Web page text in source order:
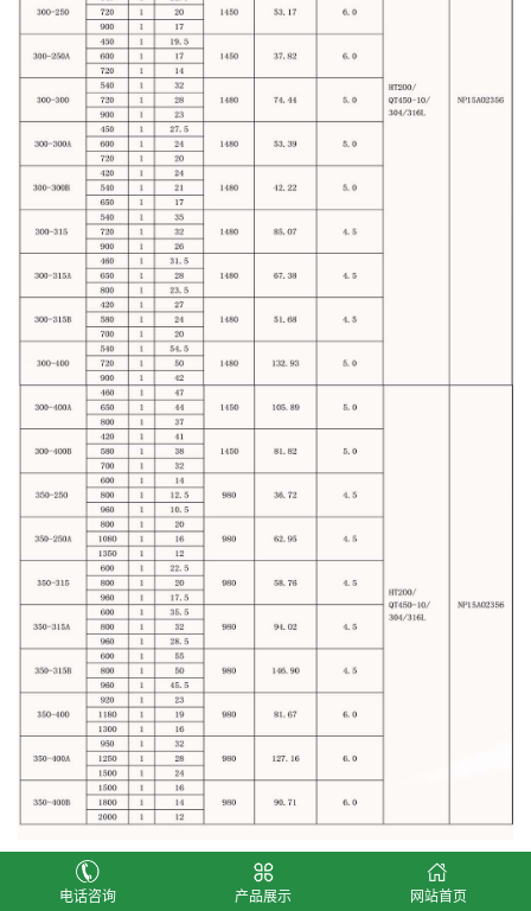
注意：表内气蚀余量仅在380v/50hz时获得，大于
电话咨询 产品展示 网站首页